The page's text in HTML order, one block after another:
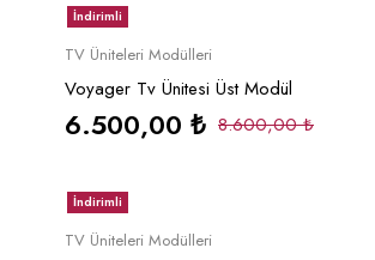
İndirimli
TV Üniteleri Modülleri
Voyager Tv Ünitesi Üst Modül
8.600,00₺
6.500,00 ₺
İndirimli
TV Üniteleri Modülleri